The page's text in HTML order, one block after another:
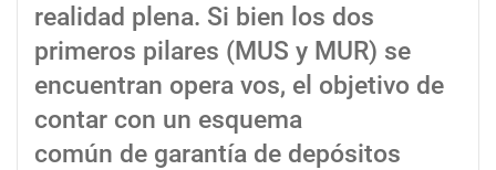
realidad plena. Si bien los dos
primeros pilares (MUS y MUR) se
encuentran opera vos, el objetivo de
contar con un esquema
común de garantía de depósitos